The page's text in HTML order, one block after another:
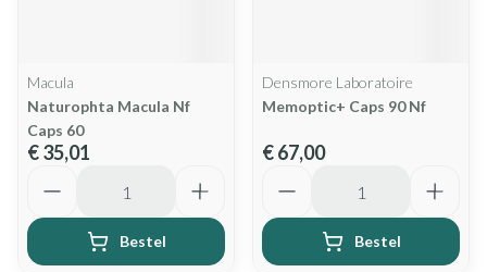
Macula
Naturophta Macula Nf
Caps 60
€ 35,01
Bestel
Densmore Laboratoire
Memoptic+ Caps 90 Nf
€ 67,00
Bestel